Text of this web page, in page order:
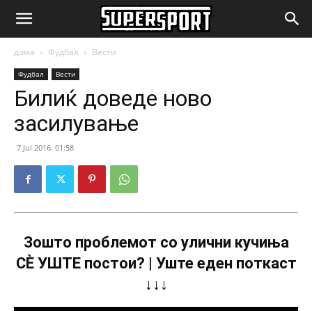
SuperSport.mk
дома Фудбал Вести
Фудбал Вести
Билиќ доведе ново
засилување
7 Jul 2016. 01:58
Зошто проблемот со улични кучиња
СÈ УШТЕ постои? | Уште еден поткаст
↓↓↓